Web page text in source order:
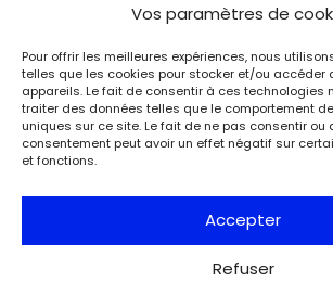
Vos paramètres de
Pour offrir les meilleures expériences, nous
telles que les cookies pour stocker et/ou accéder
appareils. Le fait de consentir à ces technologies
traiter des données telles que le comportement
uniques sur ce site. Le fait de ne pas consentir ou
consentement peut avoir un effet négatif sur
et fonctions.
Accepter
Refuser